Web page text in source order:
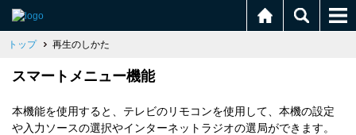
トップ 再生のしかた
スマートメニュー機能
本機能を使用すると、テレビのリモコンを使用して、本機の設定
や入力ソースの選択やインターネットラジオの選局ができます。